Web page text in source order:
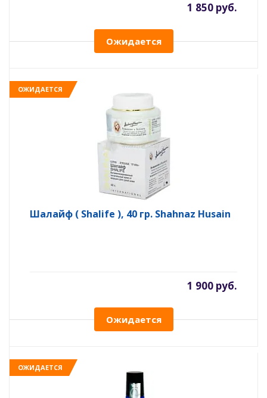
1 850 руб.
Ожидается
ОЖИДАЕТСЯ
Шалайф ( Shalife ), 40 гр. Shahnaz Husain
1 900 руб.
Ожидается
ОЖИДАЕТСЯ